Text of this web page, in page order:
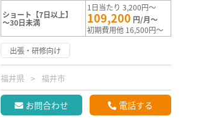
ショート【7日以上】
～30日未満
1日当たり 3,200円～
109,200 円/月～
初期費用他 16,500円～
出張・研修向け
福井県 福井市
お問合わせ 電話する